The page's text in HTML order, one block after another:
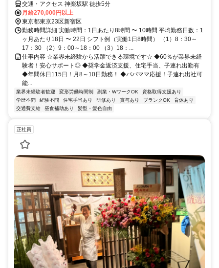
交通・アクセス 神楽坂駅 徒歩5分
月給270,000円以上
東京都東京23区新宿区
勤務時間詳細 実働時間：1日あたり8時間 〜 10時間 平均勤務日数：1
ヶ月あたり18日 〜 22日 シフト例（実働1日8時間） （1）8：30～
17：30 （2）9：00～18：00 （3）18：...
仕事内容 ☆業界未経験から活躍できる環境です☆ ◆60％が業界未経
験者！安心サポート◎ ◆奨学金返済支援、住宅手当、子連れ出勤有
◆年間休日115日！月8～10日勤務！ ◆パパママ応援！子連れ出社可
能...
業界未経験者歓迎 変形労働時間制 副業・WワークOK
資格取得支援あり
学歴不問
経験不問 住宅手当あり 研修あり 賞与あり ブランクOK
育休あり
交通費支給
昼食補助あり 髪型・髪色自由
正社員